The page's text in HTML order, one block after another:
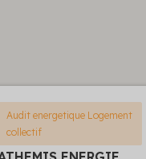
Audit energetique Logement
collectif